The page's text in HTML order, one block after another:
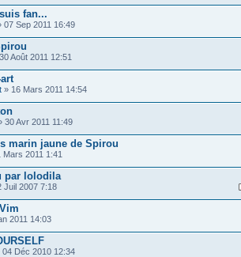
fan...
07 Sep 2011 16:49
Août 2011 12:51
» 16 Mars 2011 14:54
30 Avr 2011 11:49
marin jaune de Spirou
Mars 2011 1:41
par lolodila
Juil 2007 7:18
2011 14:03
04 Déc 2010 12:34